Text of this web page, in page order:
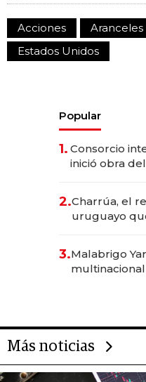
Acciones Aranceles
Estados Unidos
Popular
1. Consorcio
inició obra
millones
2.Charrúa, el
uruguayo
anticipación
3.Malabrigo
Más noticias